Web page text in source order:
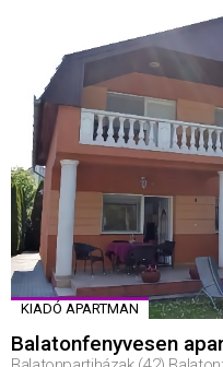
KIADÓ APARTMAN
Balatonfenyvesen